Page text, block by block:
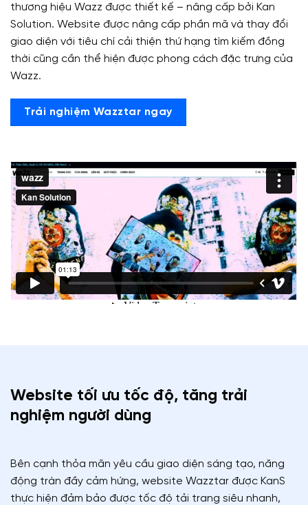
thương hiệu Wazz được thiết kế – nâng cấp bởi Kan
Solution. Website được nâng cấp phần mã và thay đổi
giao diện với tiêu chí cải thiện thứ hạng tìm kiếm đồng
thời cũng cần thể hiện được phong cách đặc trưng của
Wazz.
Trải nghiệm Wazztar ngay
Website tối ưu tốc độ, tăng trải
nghiệm người dùng
Bên cạnh thỏa mãn yêu cầu giao diện sáng tạo, năng
động tràn đầy cảm hứng, website Wazztar được KanS
thực hiện đảm bảo được tốc độ tải trang siêu nhanh,